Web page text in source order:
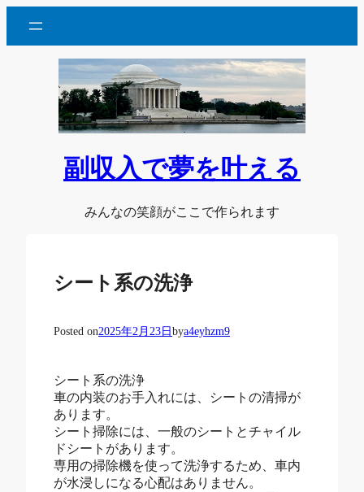
を
副収入で夢を叶える
みんなの笑顔がここで作られます
シート系の洗浄
Posted on2025年2月23日 bya4eyhzm9
シート系の洗浄
車の内装のお手入れには、シートの清掃が
あります。
シート掃除には、一般のシートとチャイル
ドシートがあります。
専用の掃除機を使って洗浄するため、車内
が水浸しになる心配はありません。